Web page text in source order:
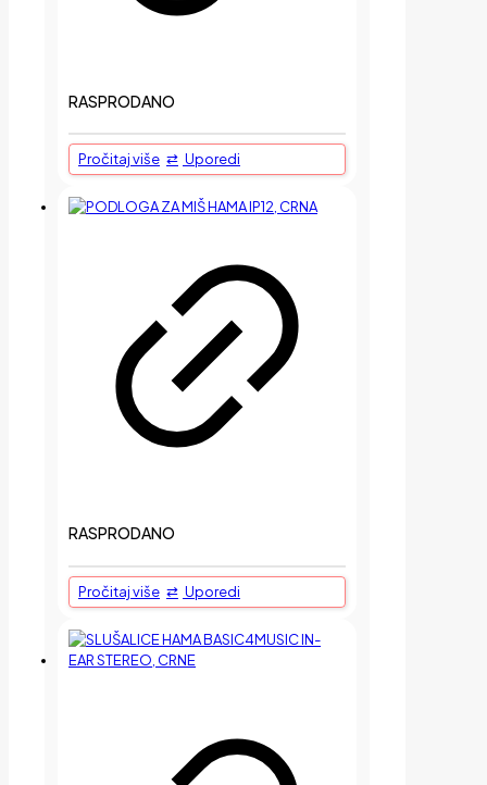
RASPRODANO
Pročitaj više Uporedi
RASPRODANO
Pročitaj više Uporedi